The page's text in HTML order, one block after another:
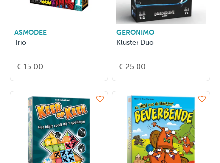
ASMODEE
Trio
€ 15.00
GERONIMO
Kluster Duo
€ 25.00